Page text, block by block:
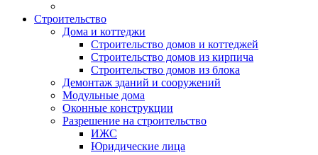
Строительство
Дома и коттеджи
Строительство домов и коттеджей
Строительство домов из кирпича
Строительство домов из блока
Демонтаж зданий и сооружений
Модульные дома
Оконные конструкции
Разрешение на строительство
ИЖС
Юридические лица